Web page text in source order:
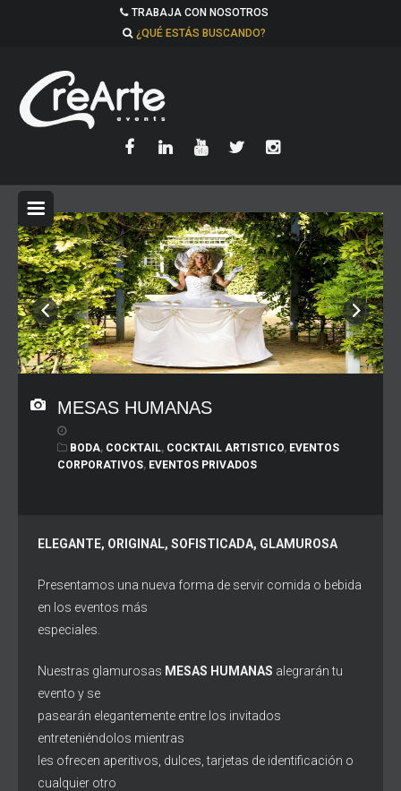
TRABAJA CON NOSOTROS
¿QUÉ ESTÁS BUSCANDO?
MESAS HUMANAS
BODA, COCKTAIL, COCKTAIL ARTISTICO, EVENTOS
CORPORATIVOS, EVENTOS PRIVADOS
ELEGANTE, ORIGINAL, SOFISTICADA, GLAMUROSA
Presentamos una nueva forma de servir comida o bebida
en los eventos más
especiales.
Nuestras glamurosas MESAS HUMANAS alegrarán tu
evento y se
pasearán elegantemente entre los invitados
entreteniéndolos mientras
les ofrecen aperitivos, dulces, tarjetas de identificación o
cualquier otro